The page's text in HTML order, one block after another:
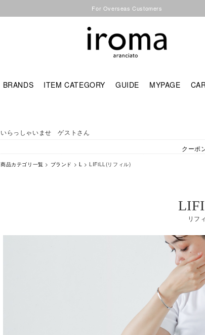
For Overseas Customers
BRANDS ITEM CATEGORY GUIDE MYPAGE
いらっしゃいませ ゲストさん
クーポ
商品カテゴリ一覧 > ブランド > L > LIFiLL(リフィル)
リフ